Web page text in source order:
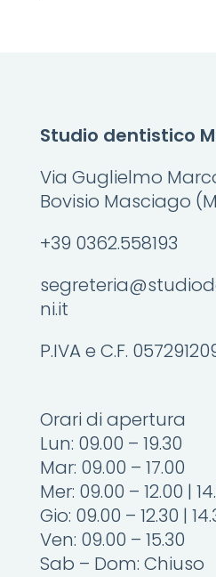
Studio dentistico
Via Guglielmo
Bovisio Masciago
+39 0362.558193
ni.it
P.IVA e C.F.
Orari di apertura
Lun: 09.00 – 19.30
Mar: 09.00 – 17.00
Mer: 09.00 – 12.00 |
Gio: 09.00 – 12.30 |
Ven: 09.00 – 15.30
Sab – Dom: Chiuso